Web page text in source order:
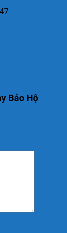
Bảo Hộ